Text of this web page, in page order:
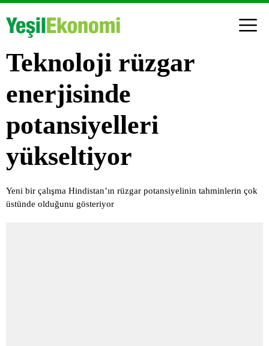
Teknoloji rüzgar
enerjisinde
potansiyelleri
yükseltiyor
Yeni bir çalışma Hindistan’ın rüzgar potansiyelinin tahminlerin çok
üstünde olduğunu gösteriyor